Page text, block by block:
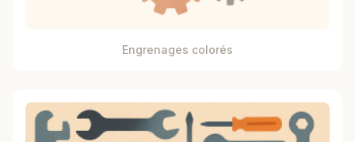
Engrenages colorés